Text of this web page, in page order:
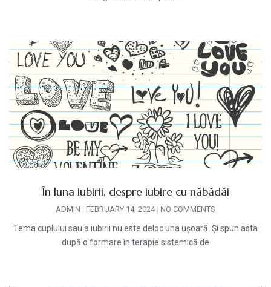
În luna iubirii, despre iubire cu năbădăi
ADMIN FEBRUARY 14, 2024 NO COMMENTS
Tema cuplului sau a iubirii nu este deloc una ușoară. Și spun asta
după o formare în terapie sistemică de